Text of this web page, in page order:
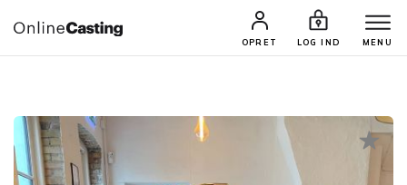
OPRET LOG IND MENU
CASTINGS & JOBS SØG PROFIL